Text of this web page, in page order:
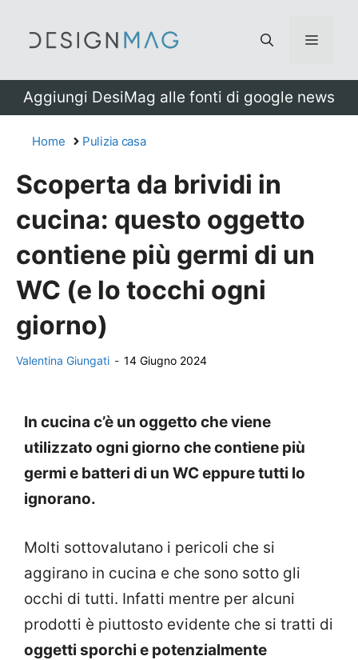
Menu
Aggiungi DesiMag alle fonti di google news
Home Pulizia casa
Scoperta da brividi in
cucina: questo oggetto
contiene più germi di un
WC (e lo tocchi ogni
giorno)
Valentina Giungati - 14 Giugno 2024
In cucina c’è un oggetto che viene
utilizzato ogni giorno che contiene più
germi e batteri di un WC eppure tutti lo
ignorano.
Molti sottovalutano i pericoli che si
aggirano in cucina e che sono sotto gli
occhi di tutti. Infatti mentre per alcuni
prodotti è piuttosto evidente che si tratti di
oggetti sporchi e potenzialmente